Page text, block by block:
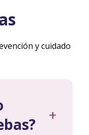
y cuidado
+